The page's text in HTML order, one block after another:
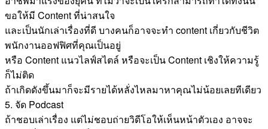
ขอให้มี Content ที่น่าสนใจ
และเป็นนักเล่าเรื่องที่ดี บางคนก็อาจจะทำ content เกี่ยวกับชีวิต
พนักงานออฟฟิศที่คุณเป็นอยู่
หรือ Content แนวไลฟ์สไตล์ หรือจะเป็น Content เชิงให้ความรู้
ก็ไม่ติด
ถ้าเกิดดังขึ้นมาก็จะมีรายได้หลั่งไหลมาหาคุณไม่น้อยเลยทีเดียว
5. จัด Podcast
ถ้าชอบเล่าเรื่อง แต่ไม่ชอบถ่ายวิดีโอให้เห็นหน้าตัวเอง อาจจะ